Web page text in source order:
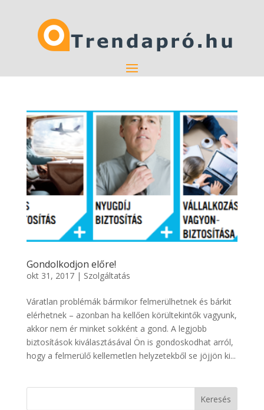
Gondolkodjon előre!
okt 31, 2017| Szolgáltatás
Váratlan problémák bármikor felmerülhetnek és bárkit
elérhetnek – azonban ha kellően körültekintők vagyunk,
akkor nem ér minket sokként a gond. A legjobb
biztosítások kiválasztásával Ön is gondoskodhat arról,
hogy a felmerülő kellemetlen helyzetekből se jöjjön ki...